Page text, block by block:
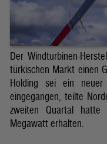
Der Windturbinen-
türkischen Markt einen
Holding sei ein
eingegangen, teilte
zweiten Quartal
Megawatt erhalten.